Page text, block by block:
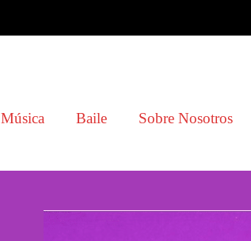
Música Baile Sobre Nosotros